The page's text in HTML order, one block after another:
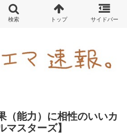
（能力）に相性のいいカ
マスターズ】